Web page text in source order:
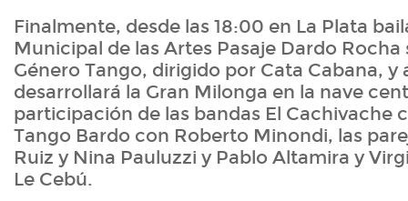
Finalmente, desde las 18:00 en La Plata
Municipal de las Artes Pasaje Dardo
Género Tango, dirigido por Cata Cabana, y
desarrollará la Gran Milonga en la nave
participación de las bandas El Cachivache
Tango Bardo con Roberto Minondi, las
Ruiz y Nina Pauluzzi y Pablo Altamira y
Le Cebú.